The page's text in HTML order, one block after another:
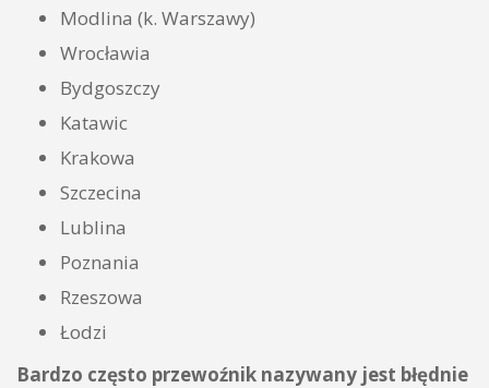
Modlina (k. Warszawy)
Wrocławia
Bydgoszczy
Katawic
Krakowa
Szczecina
Lublina
Poznania
Rzeszowa
Łodzi
Bardzo często przewoźnik nazywany jest błędnie